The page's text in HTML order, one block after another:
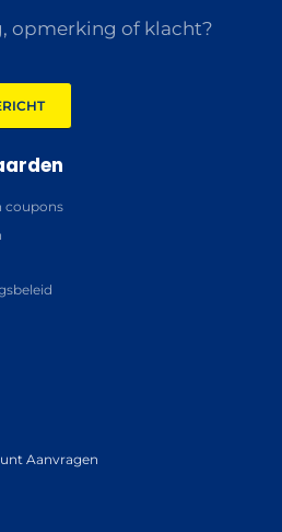
opmerking of klacht?
coupons
Aanvragen